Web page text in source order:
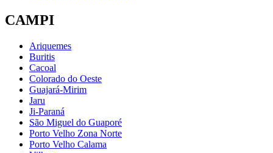
CAMPI
Ariquemes
Buritis
Cacoal
Colorado do Oeste
Guajará-Mirim
Jaru
Ji-Paraná
São Miguel do Guaporé
Porto Velho Zona Norte
Porto Velho Calama